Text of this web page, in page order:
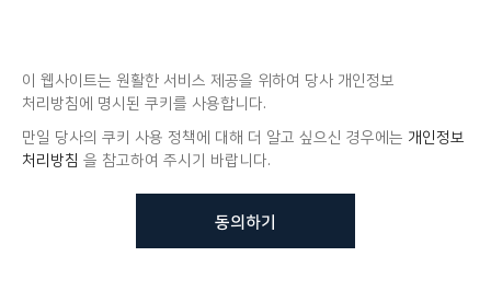
이 웹사이트는 원활한 서비스 제공을 위하여 당사 개인정보
처리방침에 명시된 쿠키를 사용합니다.
만일 당사의 쿠키 사용 정책에 대해 더 알고 싶으신 경우에는 개인정보
처리방침 을 참고하여 주시기 바랍니다.
동의하기